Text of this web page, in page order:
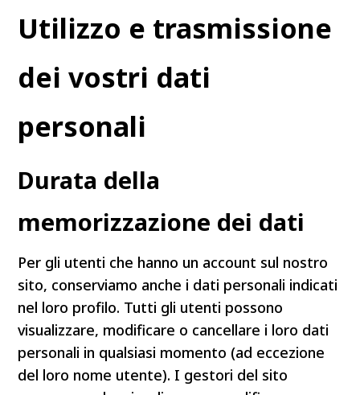
Utilizzo e trasmissione
dei vostri dati
personali
Durata della
memorizzazione dei dati
Per gli utenti che hanno un account sul nostro
sito, conserviamo anche i dati personali indicati
nel loro profilo. Tutti gli utenti possono
visualizzare, modificare o cancellare i loro dati
personali in qualsiasi momento (ad eccezione
del loro nome utente). I gestori del sito